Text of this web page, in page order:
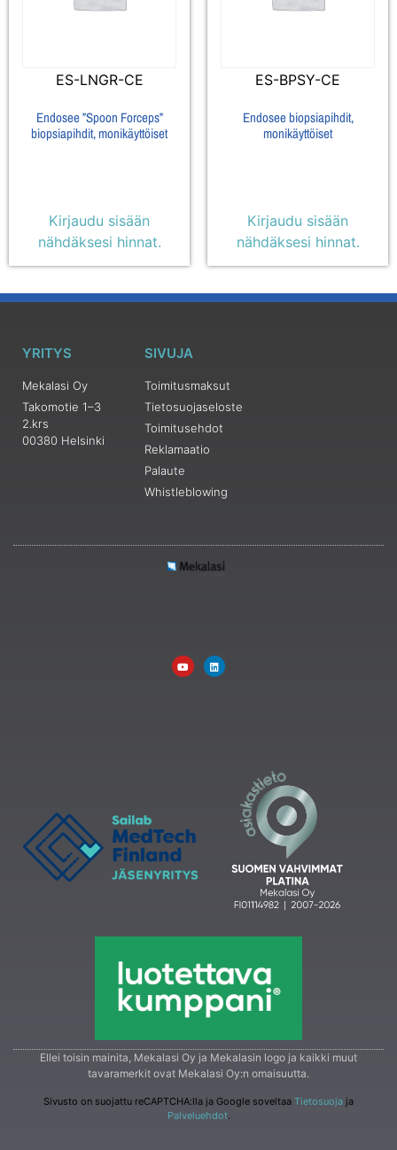
ES-LNGR-CE
Endosee ”Spoon Forceps”
biopsiapihdit, monikäyttöiset
Kirjaudu sisään
nähdäksesi hinnat.
ES-BPSY-CE
Endosee biopsiapihdit,
monikäyttöiset
Kirjaudu sisään
nähdäksesi hinnat.
YRITYS
Mekalasi Oy
Takomotie 1–3
2.krs
00380 Helsinki
SIVUJA
Toimitusmaksut
Tietosuojaseloste
Toimitusehdot
Reklamaatio
Palaute
Whistleblowing
Ellei toisin mainita, Mekalasi Oy ja Mekalasin logo ja kaikki muut
tavaramerkit ovat Mekalasi Oy:n omaisuutta.
Sivusto on suojattu reCAPTCHA:lla ja Google soveltaa Tietosuoja ja
Palveluehdot.